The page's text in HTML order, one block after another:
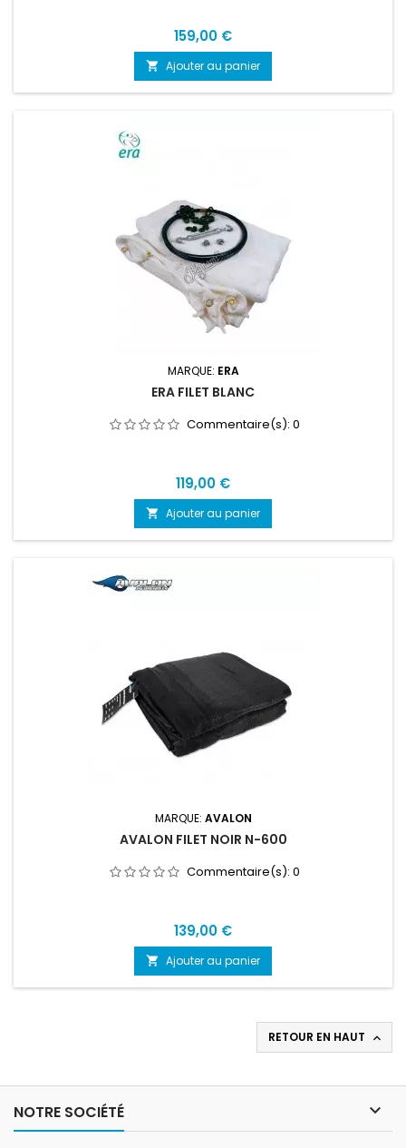
Prix
159,00 €
 Ajouter au panier
MARQUE: ERA
ERA FILET BLANC
Commentaire(s): 0
Prix
119,00 €
 Ajouter au panier
MARQUE: AVALON
AVALON FILET NOIR N-600
Commentaire(s): 0
Prix
139,00 €
 Ajouter au panier
RETOUR EN HAUT 
NOTRE SOCIÉTÉ 